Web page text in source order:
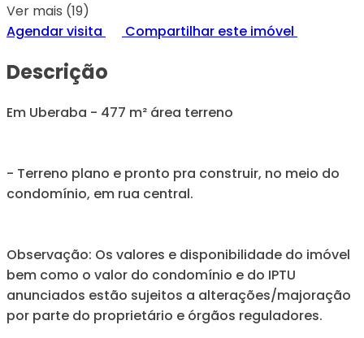
Ver mais (19)
Agendar visita
Compartilhar este imóvel
Descrição
Em Uberaba - 477 m² área terreno
- Terreno plano e pronto pra construir, no meio do
condomínio, em rua central.
Observação: Os valores e disponibilidade do imóvel
bem como o valor do condomínio e do IPTU
anunciados estão sujeitos a alterações/majoração
por parte do proprietário e órgãos reguladores.